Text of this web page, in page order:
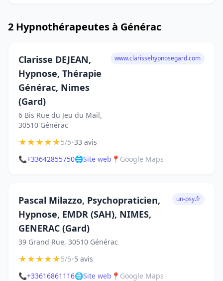
2 Hypnothérapeutes à Générac
Clarisse DEJEAN,
Hypnose, Thérapie
Générac, Nimes
(Gard)
6 Bis Rue du Jeu du Mail,
30510 Générac
www.clarissehypnosegard.com
★★★★★5/5•33 avis
📞+33642855750🌐Site web 📍 Google Maps
Pascal Milazzo, Psychopraticien,
Hypnose, EMDR (SAH), NIMES,
GENERAC (Gard)
39 Grand Rue, 30510 Générac
un-psy.fr
★★★★★5/5•5 avis
📞+33616861116🌐Site web 📍 Google Maps